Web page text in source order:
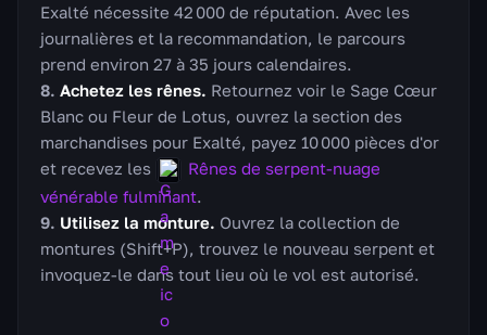
Exalté nécessite 42 000 de réputation. Avec les
journalières et la recommandation, le parcours
prend environ 27 à 35 jours calendaires.
Achetez les rênes. Retournez voir le Sage Cœur
Blanc ou Fleur de Lotus, ouvrez la section des
marchandises pour Exalté, payez 10 000 pièces d'or
et recevez les
Rênes de serpent-nuage
vénérable fulminant.
Utilisez la monture. Ouvrez la collection de
montures (Shift+P), trouvez le nouveau serpent et
invoquez-le dans tout lieu où le vol est autorisé.